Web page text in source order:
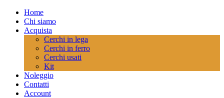
Home
Chi siamo
Acquista
Cerchi in lega
Cerchi in ferro
Cerchi usati
Kit
Noleggio
Contatti
Account